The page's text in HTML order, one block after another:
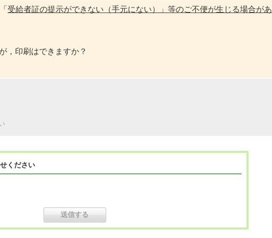
受給者証の提示ができない（手元にない）」等のご不便が生じる場合があ
，印刷はできますか？
ください